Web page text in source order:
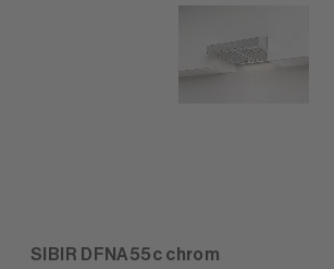
SIBIR DFNA55c chrom